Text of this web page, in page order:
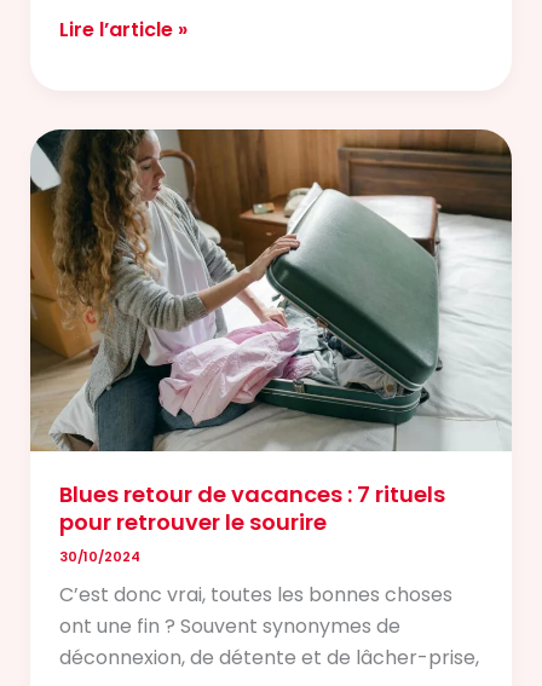
Lire l’article »
Blues retour de vacances : 7 rituels
pour retrouver le sourire
30/10/2024
C’est donc vrai, toutes les bonnes choses
ont une fin ? Souvent synonymes de
déconnexion, de détente et de lâcher-prise,
Blues
retour
de
vacances
:
7
rituels
pour
retrouver
le
sourire